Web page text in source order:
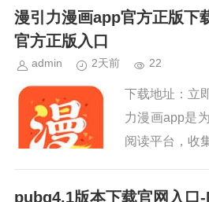
随地轻松浏览
漫引力漫画app官方正版下
官方正版入口
admin 2天前 22
下载地址：立
力漫画app是
阅读平台，收
需求。漫引力
pubg4.1版本下载官网入口